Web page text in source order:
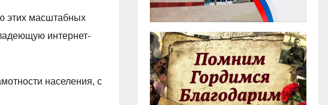
этих масштабных
интернет-
населения, с